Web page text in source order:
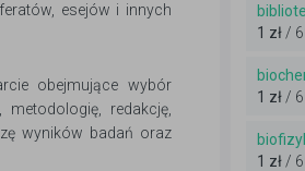
esejów i innych
obejmujące wybór
redakcję,
wyników badań oraz
1 zł /
1 zł /
1 zł /